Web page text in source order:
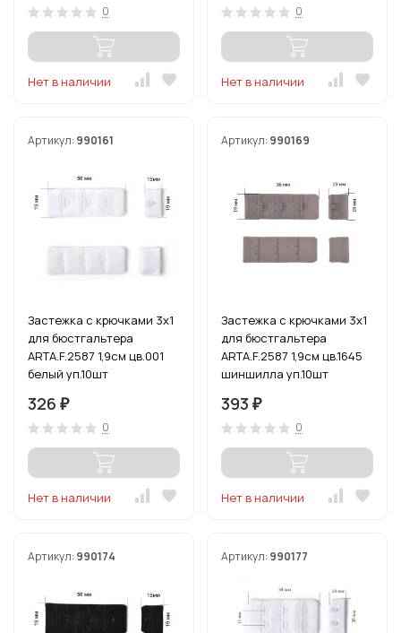
0
Нет в наличии
0
Нет в наличии
Артикул: 990161
Застежка с крючками 3х1
для бюстгальтера
ARTA.F.2587 1,9см цв.001
белый уп.10шт
326 ₽
0
Нет в наличии
Артикул: 990169
Застежка с крючками 3х1
для бюстгальтера
ARTA.F.2587 1,9см цв.1645
шиншилла уп.10шт
393 ₽
0
Нет в наличии
Артикул: 990174 Артикул: 990177